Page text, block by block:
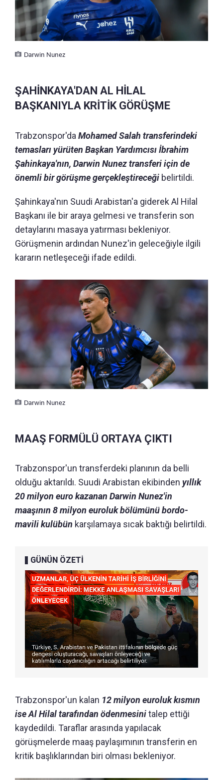
Darwin Nunez
ŞAHİNKAYA'DAN AL HİLAL
BAŞKANIYLA KRİTİK GÖRÜŞME
Trabzonspor'daMohamed Salah transferindeki
temasları yürüten Başkan Yardımcısı İbrahim
Şahinkaya'nın, Darwin Nunez transferi için de
önemli bir görüşme gerçekleştireceği belirtildi.
Şahinkaya'nın Suudi Arabistan'a giderek Al Hilal
Başkanı ile bir araya gelmesi ve transferin son
detaylarını masaya yatırması bekleniyor.
Görüşmenin ardından Nunez'in geleceğiyle ilgili
kararın netleşeceği ifade edildi.
Darwin Nunez
MAAŞ FORMÜLÜ ORTAYA ÇIKTI
Trabzonspor'un transferdeki planının da belli
olduğu aktarıldı. Suudi Arabistan ekibinden yıllık
20 milyon euro kazanan Darwin Nunez'in
maaşının 8 milyon euroluk bölümünü bordo-
mavili kulübün karşılamaya sıcak baktığı belirtildi.
GÜNÜN ÖZETİ
Trabzonspor'un kalan 12 milyon euroluk kısmın
ise Al Hilal tarafından ödenmesinitalep ettiği
kaydedildi. Taraflar arasında yapılacak
görüşmelerde maaş paylaşımının transferin en
kritik başlıklarından biri olması bekleniyor.